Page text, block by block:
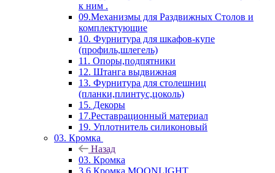
к ним .
09.Механизмы для Раздвижных Столов и
комплектующие
10. Фурнитура для шкафов-купе
(профиль,шлегель)
11. Опоры,подпятники
12. Штанга выдвижная
13. Фурнитура для столешниц
(планки,плинтус,цоколь)
15. Декоры
17.Реставрационный материал
19. Уплотнитель силиконовый
03. Кромка
Назад
03. Кромка
3.6 Кромка MOONLIGHT